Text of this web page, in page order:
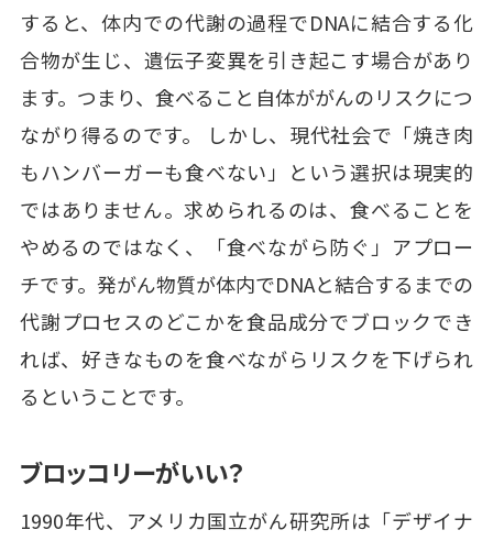
すると、体内での代謝の過程でDNAに結合する化
合物が生じ、遺伝子変異を引き起こす場合があり
ます。つまり、食べること自体ががんのリスクにつ
ながり得るのです。 しかし、現代社会で「焼き肉
もハンバーガーも食べない」という選択は現実的
ではありません。求められるのは、食べることを
やめるのではなく、「食べながら防ぐ」アプロー
チです。発がん物質が体内でDNAと結合するまでの
代謝プロセスのどこかを食品成分でブロックでき
れば、好きなものを食べながらリスクを下げられ
るということです。
ブロッコリーがいい？
1990年代、アメリカ国立がん研究所は「デザイナ